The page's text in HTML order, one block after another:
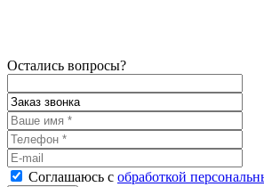
Остались вопросы?
Соглашаюсь с обработкой